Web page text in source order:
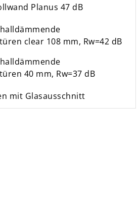
Planus 47 dB
clear 108 mm, Rw=42 dB
40 mm, Rw=37 dB
mit Glasausschnitt